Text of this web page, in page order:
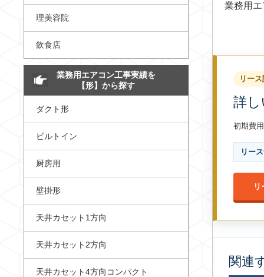
業務用
リー
詳
初期費
リー
関連
理美容院
飲食店
業務用エアコン工事実績を
【形】から探す
ダクト形
ビルトイン
厨房用
壁掛形
天井カセット1方向
天井カセット2方向
天井カセット4方向コンパクト